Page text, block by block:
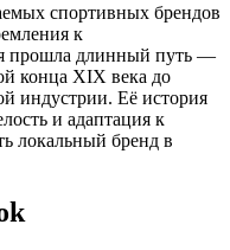
спортивных брендов
к
прошла длинный путь —
конца XIX века до
индустрии. Её история
и адаптация к
локальный бренд в